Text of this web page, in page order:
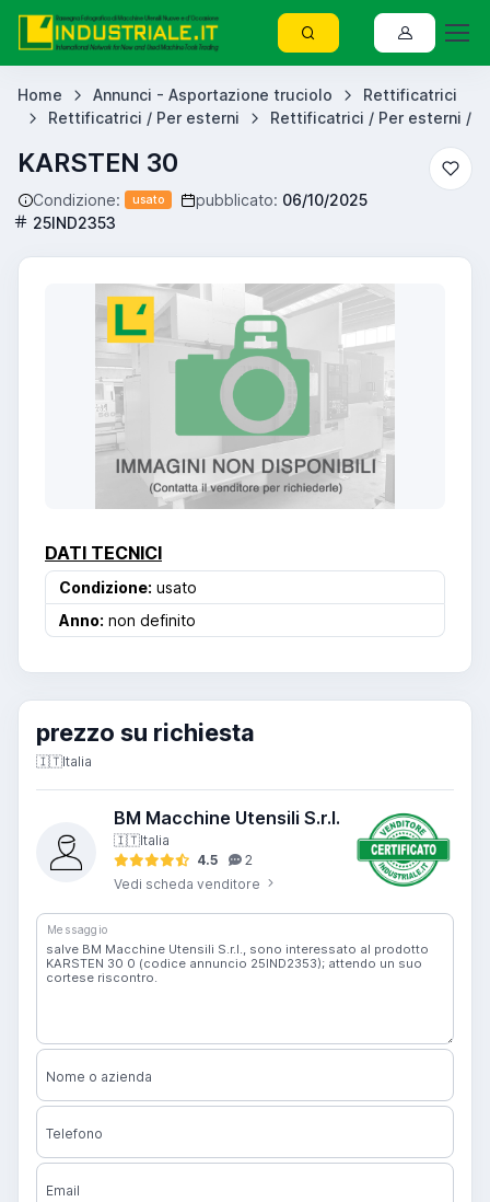
Home Annunci - Asportazione truciolo
Rettificatrici
Rettificatrici / Per esterni
Rettificatrici / Per esterni /
KARSTEN 30
Condizione: usato pubblicato: 06/10/2025
25IND2353
DATI TECNICI
Condizione: usato
Anno: non definito
prezzo su richiesta
🇮🇹Italia
BM Macchine Utensili S.r.l.
🇮🇹Italia
4.5
2
Vedi scheda venditore
Messaggio
Nome o azienda
Telefono
Email